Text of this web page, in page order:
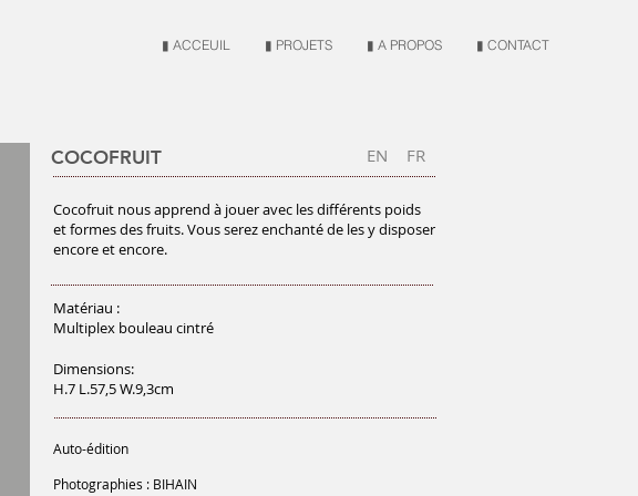
▮ ACCEUIL ▮ PROJETS ▮ A PROPOS ▮ CONTACT
COCOFRUIT EN FR
Cocofruit nous apprend à jouer avec les différents poids
et formes des fruits. Vous serez enchanté de les y disposer
encore et encore.
Matériau :
Multiplex bouleau cintré
Dimensions:
H.7 L.57,5 W.9,3cm
Auto-édition
Photographies : BIHAIN